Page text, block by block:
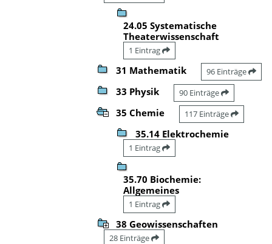
24.05 Systematische
Theaterwissenschaft
1 Eintrag
31 Mathematik 96 Einträge
33 Physik 90 Einträge
35 Chemie 117 Einträge
35.14 Elektrochemie
1 Eintrag
35.70 Biochemie:
Allgemeines
1 Eintrag
38 Geowissenschaften
28 Einträge